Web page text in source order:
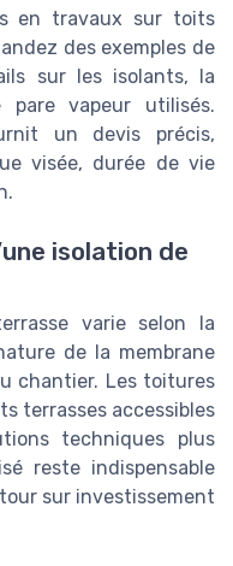
en travaux sur toits
des exemples de
sur les isolants, la
pare vapeur utilisés.
un devis précis,
visée, durée de vie
isolation de
varie selon la
de la membrane
chantier. Les toitures
terrasses accessibles
techniques plus
reste indispensable
sur investissement